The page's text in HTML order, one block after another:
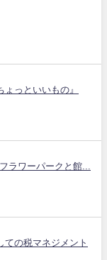
っといいもの』
ラワーパークと館...
ての税マネジメント